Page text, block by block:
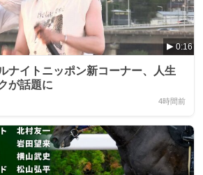
0:16
ナイトニッポン新コーナー、人生
が話題に
4時間前